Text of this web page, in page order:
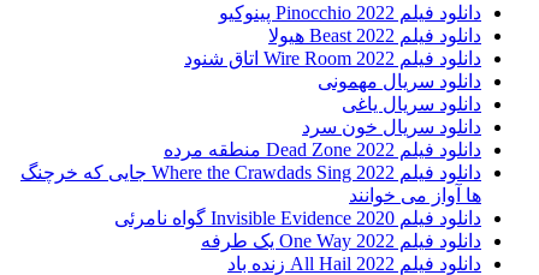
دانلود فیلم Pinocchio 2022 پینوکیو
دانلود فیلم Beast 2022 هیولا
دانلود فیلم Wire Room 2022 اتاق شنود
دانلود سریال مهمونی
دانلود سریال یاغی
دانلود سریال خون سرد
دانلود فیلم 2022 Dead Zone منطقه مرده
دانلود فیلم Where the Crawdads Sing 2022 جایی که خرچنگ
ها آواز می خوانند
دانلود فیلم 2020 Invisible Evidence گواه نامرئی
دانلود فیلم One Way 2022 یک طرفه
دانلود فیلم All Hail 2022 زنده باد